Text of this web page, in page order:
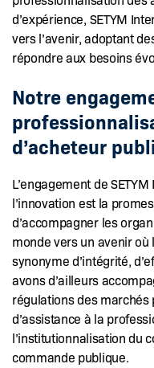
d’expérience, SETYM
vers l’avenir, adoptant
répondre aux besoins
Notre
d’acheteur
L’engagement de
l’innovation est la
d’accompagner les
monde vers un avenir
synonyme d’intégrité,
avons d’ailleurs
régulations des
d’assistance à la
l’institutionnalisation du
commande publique.